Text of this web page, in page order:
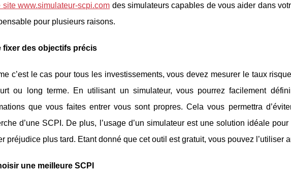
site www.simulateur-scpi.com des simulateurs capables de vous aider dans
pour plusieurs raisons.
fixer des objectifs précis
c’est le cas pour tous les investissements, vous devez mesurer le taux
ou long terme. En utilisant un simulateur, vous pourrez facilement
que vous faites entrer vous sont propres. Cela vous permettra
d’une SCPI. De plus, l’usage d’un simulateur est une solution idéale
préjudice plus tard. Etant donné que cet outil est gratuit, vous pouvez l’utiliser
une meilleure SCPI